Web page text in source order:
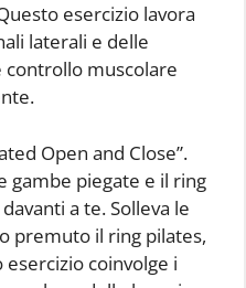
esercizio lavora
laterali e delle
controllo muscolare
Open and Close”.
gambe piegate e il ring
a te. Solleva le
premuto il ring pilates,
coinvolge i